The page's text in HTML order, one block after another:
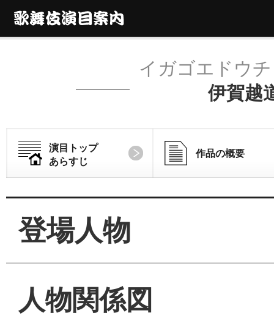
伊賀越
イガゴエドウ
演目トップ
あらすじ
作品の概要
登場人物
人物関係図